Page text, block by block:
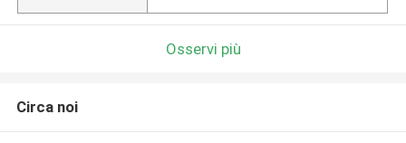
Osservi più
Circa noi